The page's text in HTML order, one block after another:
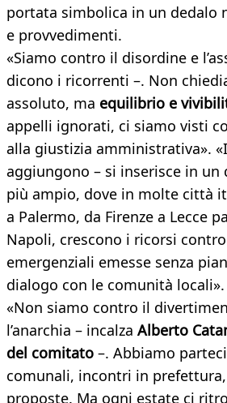
portata simbolica in un dedalo
e provvedimenti.
«Siamo contro il disordine e
dicono i ricorrenti –. Non
assoluto, ma equilibrio e
appelli ignorati, ci siamo visti
alla giustizia amministrativa».
aggiungono – si inserisce in un
più ampio, dove in molte città
a Palermo, da Firenze a Lecce
Napoli, crescono i ricorsi
emergenziali emesse senza
dialogo con le comunità locali».
«Non siamo contro il
l’anarchia – incalza Alberto
del comitato –. Abbiamo
comunali, incontri in
proposte. Ma ogni estate ci